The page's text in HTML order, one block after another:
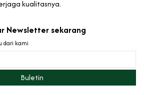
kualitasnya.
Newsletter sekarang
dari kami